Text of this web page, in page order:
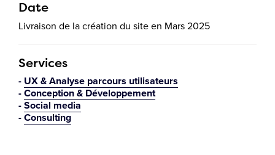
Date
Livraison de la création du site en Mars 2025
Services
UX & Analyse parcours utilisateurs
Conception & Développement
Social media
Consulting